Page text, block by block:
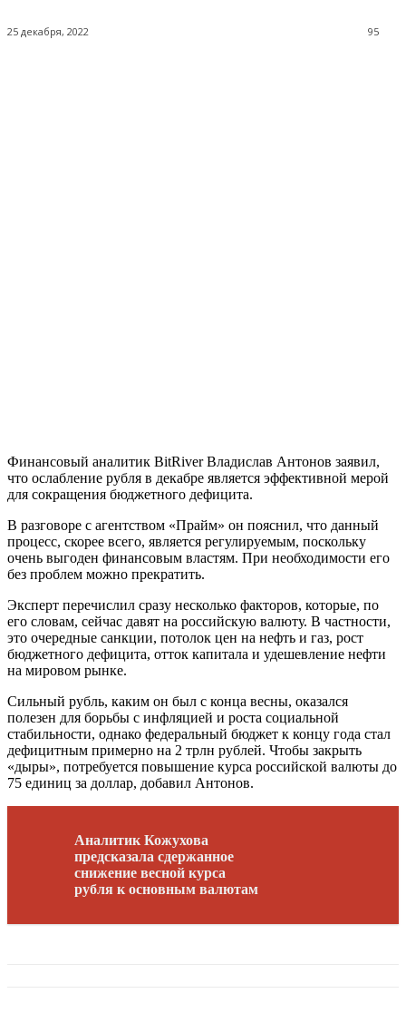
25 декабря, 2022 95
Финансовый аналитик BitRiver Владислав Антонов заявил,
что ослабление рубля в декабре является эффективной мерой
для сокращения бюджетного дефицита.
В разговоре с агентством «Прайм» он пояснил, что данный
процесс, скорее всего, является регулируемым, поскольку
очень выгоден финансовым властям. При необходимости его
без проблем можно прекратить.
Эксперт перечислил сразу несколько факторов, которые, по
его словам, сейчас давят на российскую валюту. В частности,
это очередные санкции, потолок цен на нефть и газ, рост
бюджетного дефицита, отток капитала и удешевление нефти
на мировом рынке.
Сильный рубль, каким он был с конца весны, оказался
полезен для борьбы с инфляцией и роста социальной
стабильности, однако федеральный бюджет к концу года стал
дефицитным примерно на 2 трлн рублей. Чтобы закрыть
«дыры», потребуется повышение курса российской валюты до
75 единиц за доллар, добавил Антонов.
Аналитик Кожухова
предсказала сдержанное
снижение весной курса
рубля к основным валютам